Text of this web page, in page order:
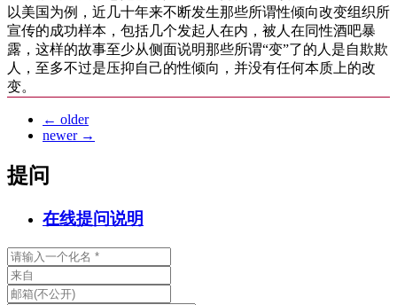
以美国为例，近几十年来不断发生那些所谓性倾向改变组织所
宣传的成功样本，包括几个发起人在内，被人在同性酒吧暴
露，这样的故事至少从侧面说明那些所谓“变”了的人是自欺欺
人，至多不过是压抑自己的性倾向，并没有任何本质上的改
变。
← older
newer →
提问
在线提问说明